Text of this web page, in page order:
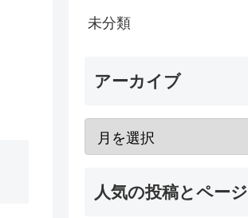
未分類
アーカイブ
人気の投稿とページ